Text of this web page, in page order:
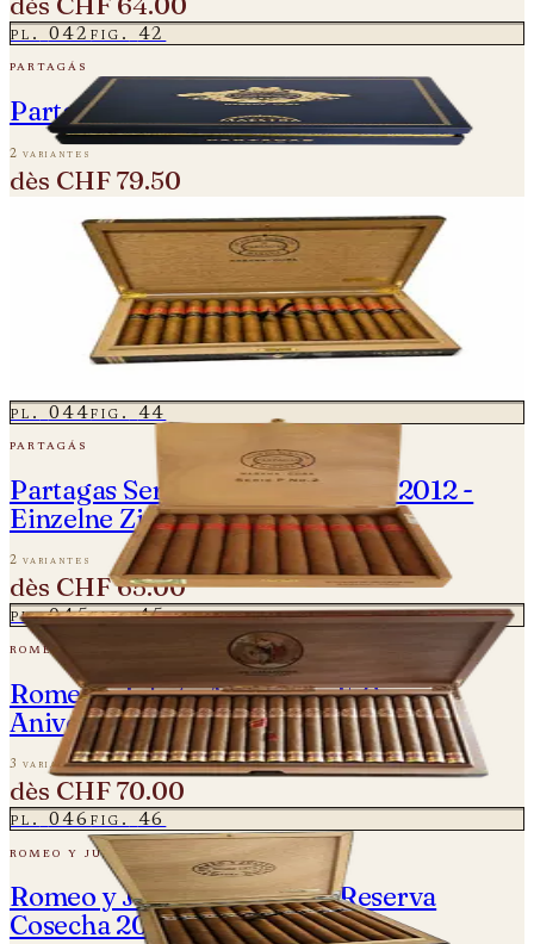
pl. 042fig. 42
partagás
Partagas Linea Maestro - Rito
2 variantes
dès CHF 79.50
Partagas Serie E No.2 Gran Reserva
Cosecha 2015
une variante
pl. 044fig. 44
partagás
Partagas Serie P No. 2 - Vintage 2012 -
Einzelne Zigarre
2 variantes
dès CHF 65.00
pl. 045fig. 45
romeo y julieta
Romeo y Julieta Amantes - 150
Aniversario
3 variantes
dès CHF 70.00
pl. 046fig. 46
romeo y julieta
Romeo y Julieta - Churchill Reserva
Cosecha 2008